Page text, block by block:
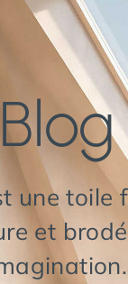
une toile
et